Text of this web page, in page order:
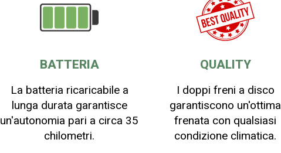
BATTERIA
La batteria ricaricabile a
lunga durata garantisce
un'autonomia pari a circa 35
chilometri.
QUALITY
I doppi freni a disco
garantiscono un'ottima
frenata con qualsiasi
condizione climatica.